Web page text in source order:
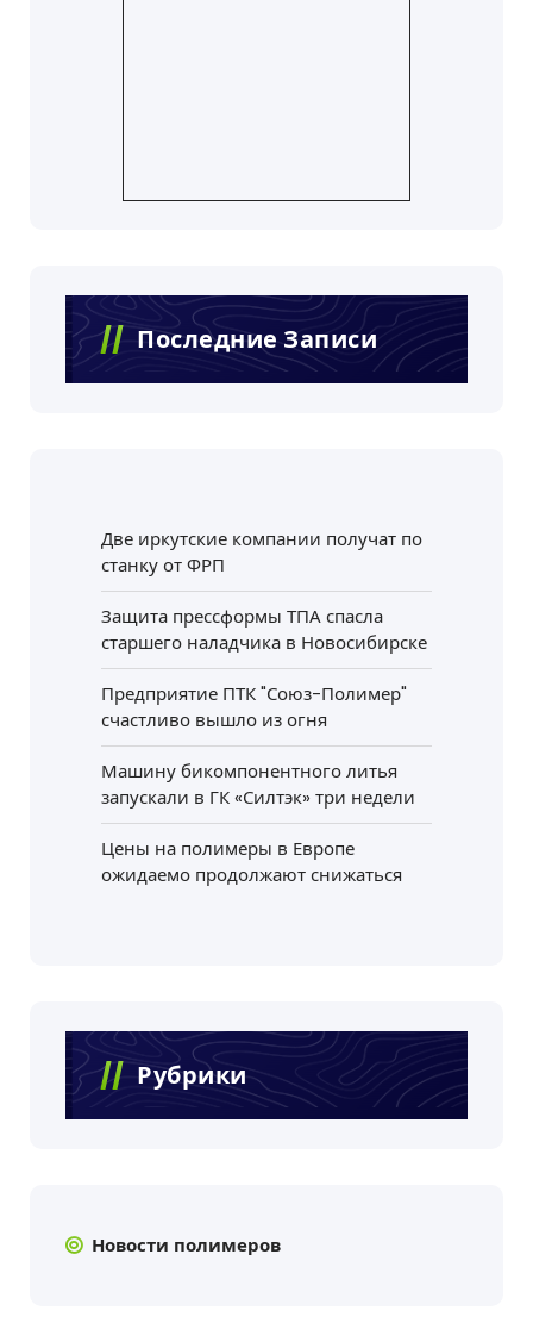
Последние Записи
Две иркутские компании получат по
станку от ФРП
Защита прессформы ТПА спасла
старшего наладчика в Новосибирске
Предприятие ПТК "Союз-Полимер"
счастливо вышло из огня
Машину бикомпонентного литья
запускали в ГК «Силтэк» три недели
Цены на полимеры в Европе
ожидаемо продолжают снижаться
Рубрики
Новости полимеров